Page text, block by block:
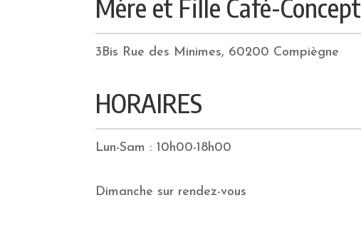
Mère et Fille Café-Concept
3Bis Rue des Minimes, 60200 Compiègne
HORAIRES
Lun-Sam :10h00-18h00
Dimanche sur rendez-vous